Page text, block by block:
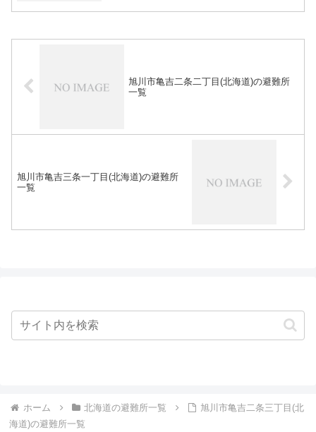
旭川市亀吉二条二丁目(北海道)の避難所
一覧
旭川市亀吉三条一丁目(北海道)の避難所
一覧
ホーム 北海道の避難所一覧
旭川市亀吉二条三丁目(北
海道)の避難所一覧